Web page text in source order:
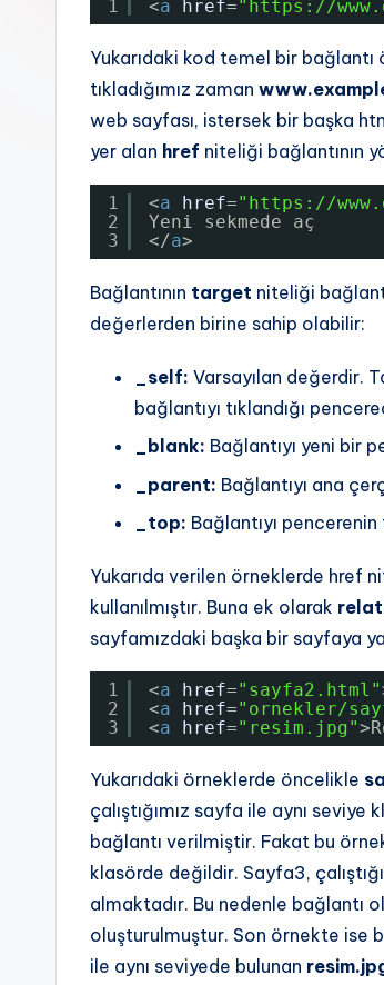
1 <a href=" https://
Yukarıdaki kod temel bir
tıkladığımız zaman
web sayfası, istersek bir başka
yer alan href niteliği bağlantının
1
2
3
<a href=" https://
Yeni sekmede aç
</a>
Bağlantının target niteliği
değerlerden birine sahip olabilir:
_self: Varsayılan değerdir.
bağlantıyı tıklandığı
_blank: Bağlantıyı yeni bir
_parent: Bağlantıyı ana
_top: Bağlantıyı
Yukarıda verilen örneklerde href
kullanılmıştır. Buna ek olarak
sayfamızdaki başka bir sayfaya
1
2
3
<a href="sayfa2.html"
<a href="ornekler/
<a href="resim.jpg"
Yukarıdaki örneklerde öncelikle
çalıştığımız sayfa ile aynı
bağlantı verilmiştir. Fakat bu
klasörde değildir. Sayfa3,
almaktadır. Bu nedenle bağlantı
oluşturulmuştur. Son örnekte ise
ile aynı seviyede bulunan